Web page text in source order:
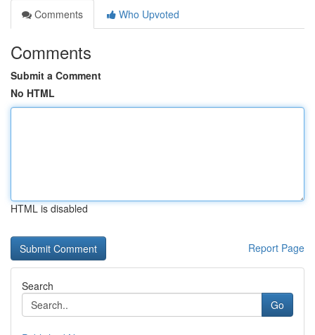
Comments
Who Upvoted
Comments
Submit a Comment
No HTML
HTML is disabled
Report Page
Search
Go